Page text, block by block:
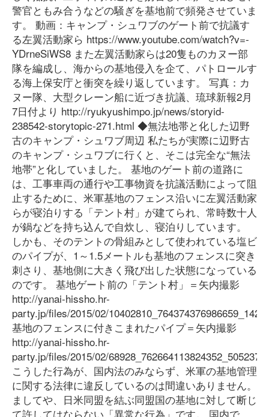
警官ともみ合うなどの騒ぎを基地前で頻発させていま
す。 動画：キャンプ・シュワブのゲート前で抗議す
る左翼活動家ら https://www.youtube.com/watch?v=-
YDrneSiWS8 また左翼活動家らは20隻ものカヌー部
隊を編成し、海からの基地侵入を企て、パトロールす
る海上保安庁と衝突を繰り返しています。 写真：カ
ヌー隊、大型クレーン船に近づき抗議、琉球新報2月
7日付より http://ryukyushimpo.jp/news/storyid-
238542-storytopic-271.html ◆無法地帯と化した辺野
古のキャンプ・シュワブ周辺 私たちが実際に辺野古
のキャンプ・シュワブに行くと、そこは完全な“無法
地帯”と化していました。 基地のゲート前の道路に
は、工事車両の通行や工事物資を抗議活動によって阻
止するために、米軍基地のフェンス沿いに左翼活動家
らが寝泊りする「テント村」が建てられ、常時数十人
が鍋などを持ち込んで自炊し、寝泊りしています。
しかも、そのテントの骨組みとして使われている塩ビ
のパイプが、1～1.5メートルも基地のフェンスに突き
刺さり、基地側に大きく飛び出した状態になっている
のです。 基地ゲート前の「テント村」＝矢内撮影
http://yanai-hissho.hr-
party.jp/files/2015/02/
基地のフェンスに付きこまれたパイプ＝矢内撮影
http://yanai-hissho.hr-
party.jp/files/2015/02/
こうした行為が、国内法のみならず、米軍の基地管理
に関する法律に違反しているのは間違いありません。
ましてや、日米同盟を結ぶ同盟国の基地に対して断じ
て許してはならない「異常な行為」です。 国内で